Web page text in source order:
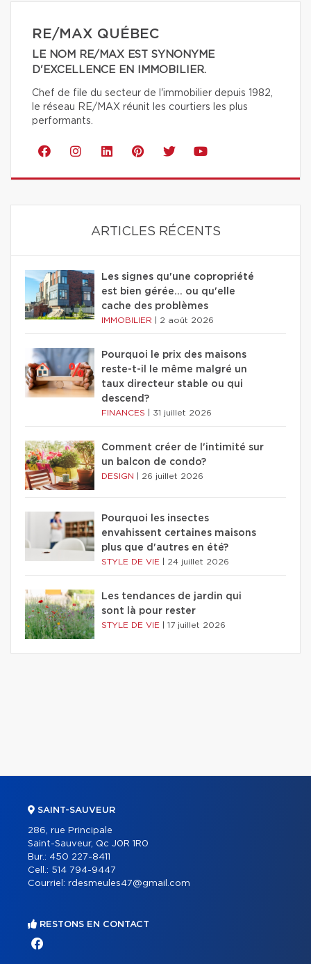
RE/MAX QUÉBEC
LE NOM RE/MAX EST SYNONYME
D'EXCELLENCE EN IMMOBILIER.
Chef de file du secteur de l'immobilier depuis 1982,
le réseau RE/MAX réunit les courtiers les plus
performants.
ARTICLES RÉCENTS
Les signes qu'une copropriété
est bien gérée… ou qu'elle
cache des problèmes
IMMOBILIER 2 août 2026
Pourquoi le prix des maisons
reste-t-il le même malgré un
taux directeur stable ou qui
descend?
FINANCES 31 juillet 2026
Comment créer de l'intimité sur
un balcon de condo?
DESIGN 26 juillet 2026
Pourquoi les insectes
envahissent certaines maisons
plus que d'autres en été?
STYLE DE VIE 24 juillet 2026
Les tendances de jardin qui
sont là pour rester
STYLE DE VIE 17 juillet 2026
SAINT-SAUVEUR
286, rue Principale
Saint-Sauveur, Qc J0R 1R0
Bur.: 450 227-8411
Cell.: 514 794-9447
Courriel: rdesmeules47@gmail.com
RESTONS EN CONTACT